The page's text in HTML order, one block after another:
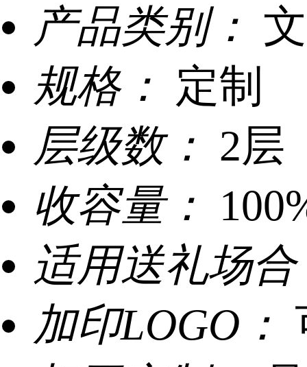
产品类别：
规格： 定制
层级数： 2层
收容量：
适用送礼场合
加印LOGO：